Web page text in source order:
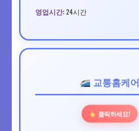
영업시간: 24시간
교통홈케어
클릭하세요!